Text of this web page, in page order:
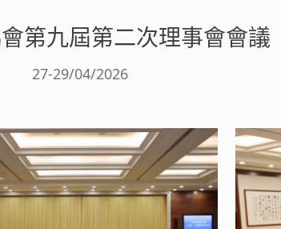
第九屆第二次理事會會議
27-29/04/2026